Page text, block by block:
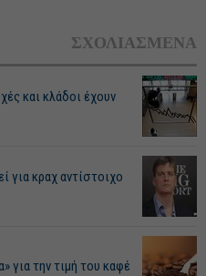
ΣΧΟΛΙΑΣΜΕΝΑ
και κλάδοι έχουν
για κραχ αντίστοιχο
για την τιμή του καφέ